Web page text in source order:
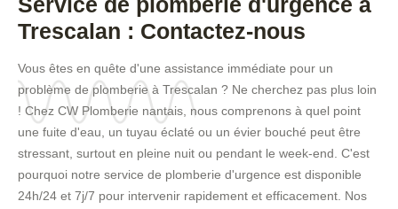
Trescalan : Contactez-nous
Vous êtes en quête d'une assistance immédiate pour un
problème de plomberie à Trescalan ? Ne cherchez pas plus loin
! Chez CW Plomberie nantais, nous comprenons à quel point
une fuite d'eau, un tuyau éclaté ou un évier bouché peut être
stressant, surtout en pleine nuit ou pendant le week-end. C'est
pourquoi notre service de plomberie d'urgence est disponible
24h/24 et 7j/7 pour intervenir rapidement et efficacement. Nos